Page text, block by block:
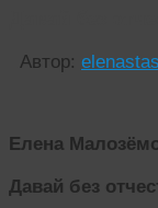
Автор:
Елена
Давай без